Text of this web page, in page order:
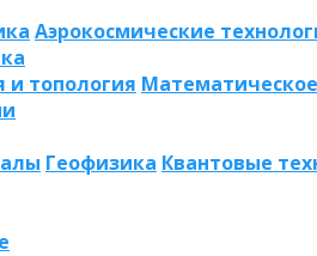
Аэрокосмические
и топология
Геофизика Квантовые